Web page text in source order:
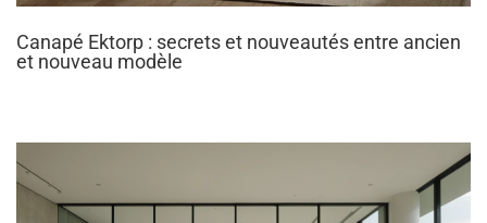
Canapé Ektorp : secrets et nouveautés entre ancien
et nouveau modèle